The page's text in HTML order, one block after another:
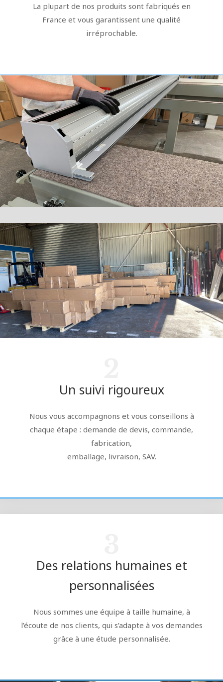
La plupart de nos produits sont fabriqués en
France et vous garantissent une qualité
irréprochable.
Un suivi rigoureux
Nous vous accompagnons et vous conseillons à
chaque étape : demande de devis, commande,
fabrication,
emballage, livraison, SAV.
Des relations humaines et
personnalisées
Nous sommes une équipe à taille humaine, à
l’écoute de nos clients, qui s’adapte à vos demandes
grâce à une étude personnalisée.